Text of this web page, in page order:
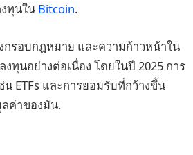
ทุนใน Bitcoin.
รอบกฎหมาย และความก้าวหน้าใน
ทุนอย่างต่อเนื่อง โดยในปี 2025 การ
ETFs และการยอมรับที่กว้างขึ้น
ค่าของมัน.